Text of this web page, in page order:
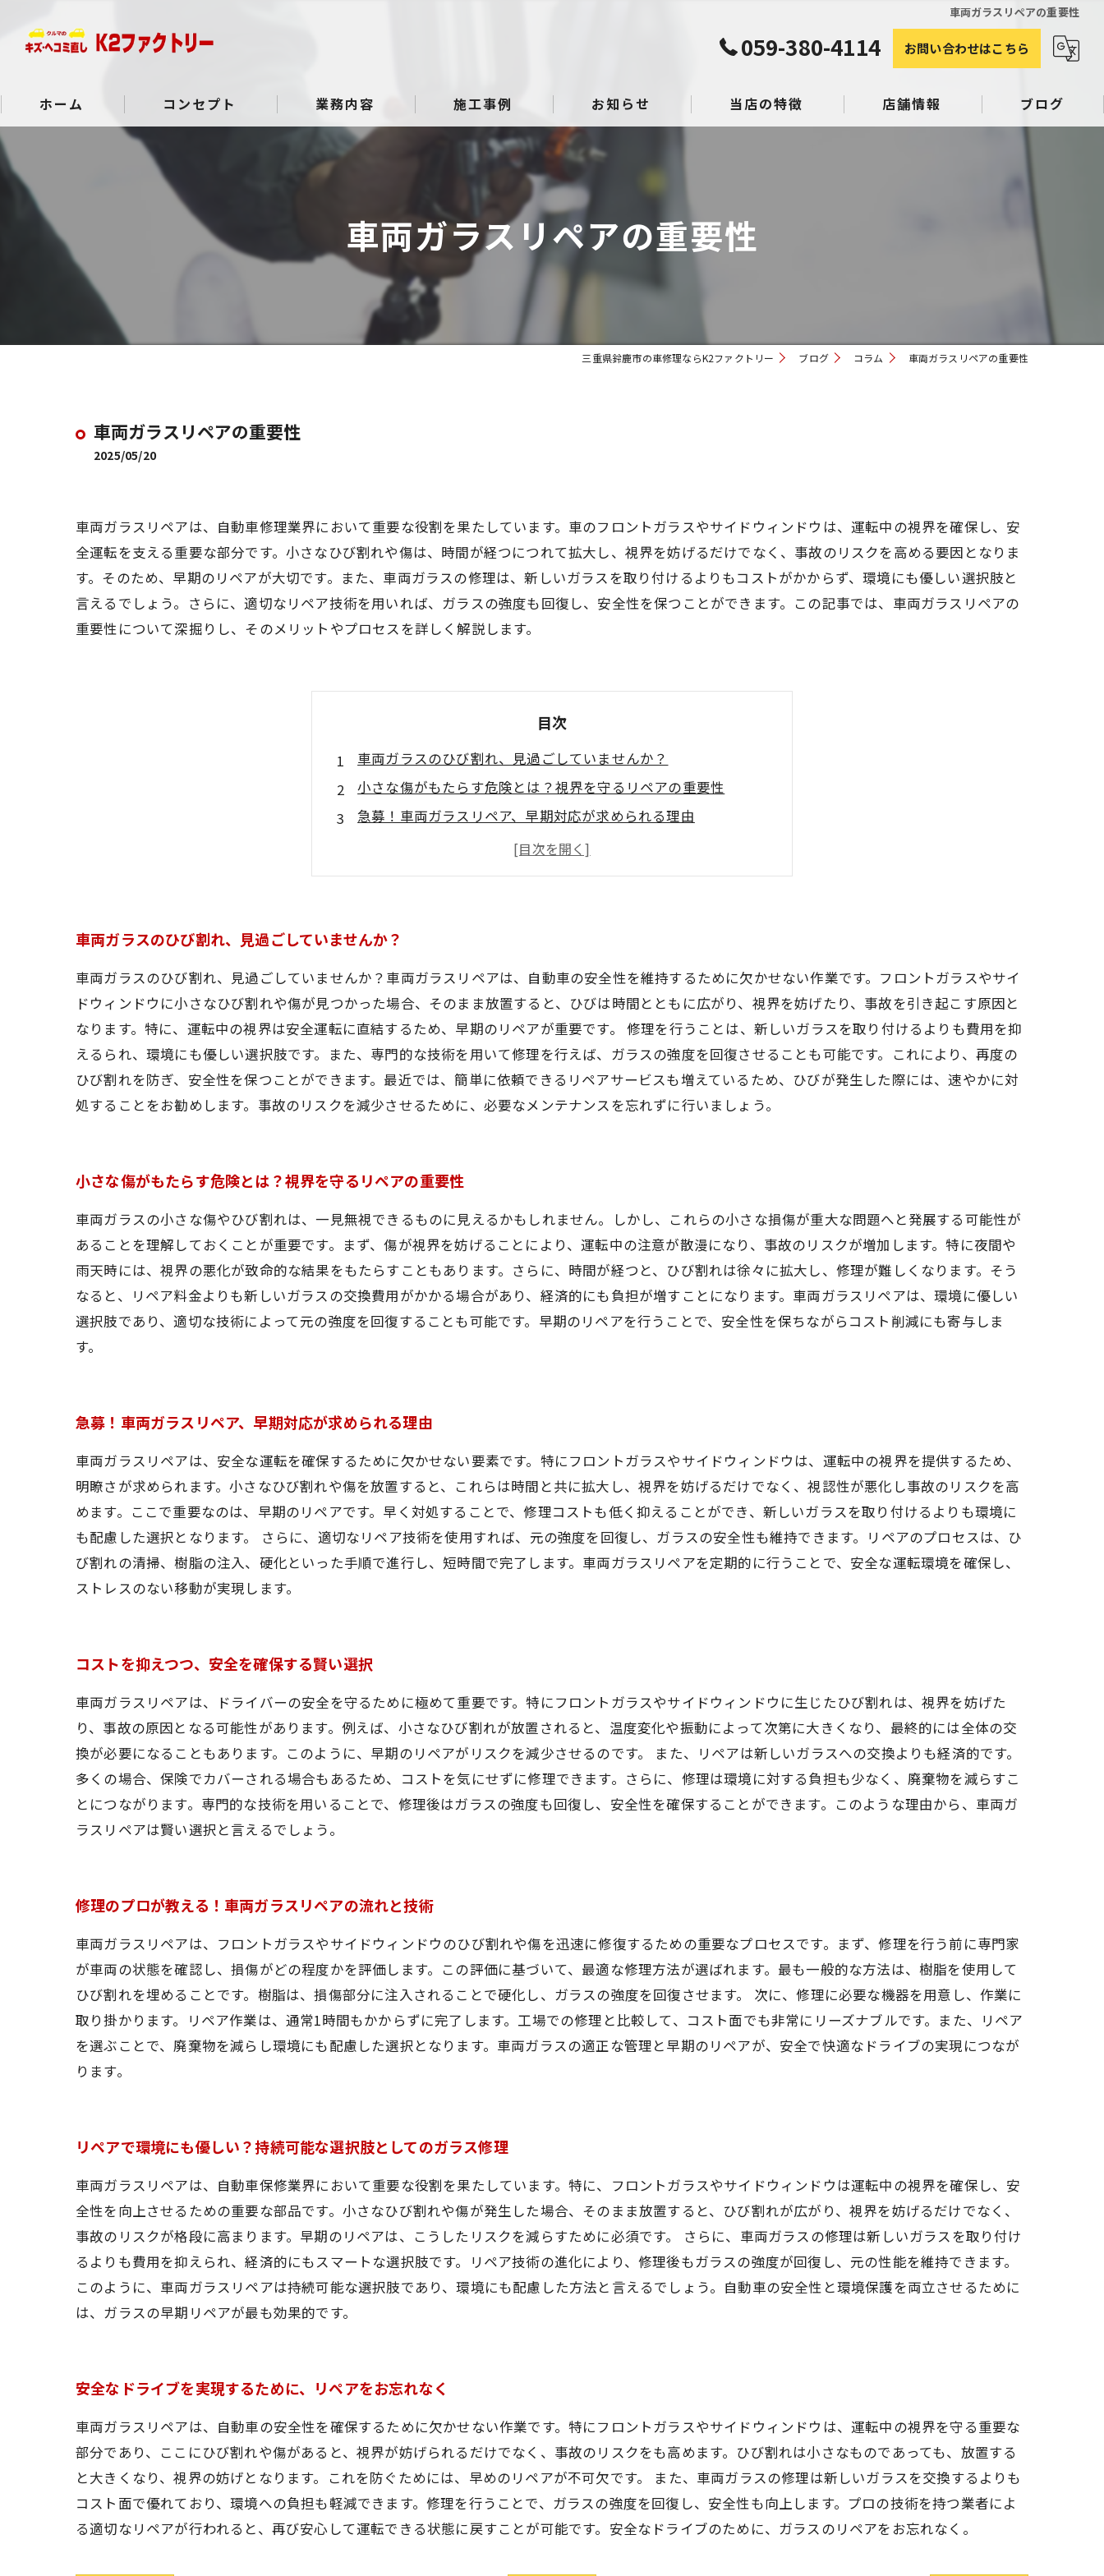
車両ガラスリペアの重要性
059-380-4114 お問い合わせはこちら
ホーム コンセプト 業務内容
よくある質問
施工事例 お知らせ 当店の特徴
整備
店舗情報 ブログ
車両ガラスリペアの重要性
三重県鈴鹿市の車修理ならK2ファクトリー ブログ コラム 車両ガラスリペアの重要性
車両ガラスリペアの重要性
2025/05/20
車両ガラスリペアは、自動車修理業界において重要な役割を果たしています。車のフロントガラスやサイドウィンドウは、運転中の視界を確保し、安
全運転を支える重要な部分です。小さなひび割れや傷は、時間が経つにつれて拡大し、視界を妨げるだけでなく、事故のリスクを高める要因となりま
す。そのため、早期のリペアが大切です。また、車両ガラスの修理は、新しいガラスを取り付けるよりもコストがかからず、環境にも優しい選択肢と
言えるでしょう。さらに、適切なリペア技術を用いれば、ガラスの強度も回復し、安全性を保つことができます。この記事では、車両ガラスリペアの
重要性について深掘りし、そのメリットやプロセスを詳しく解説します。
目次
車両ガラスのひび割れ、見過ごしていませんか？
小さな傷がもたらす危険とは？視界を守るリペアの重要性
急募！車両ガラスリペア、早期対応が求められる理由
コストを抑えつつ、安全を確保する賢い選択
修理のプロが教える！車両ガラスリペアの流れと技術
安全なドライブを実現するために、リペアをお忘れなく
車両ガラスのひび割れ、見過ごしていませんか？
車両ガラスのひび割れ、見過ごしていませんか？車両ガラスリペアは、自動車の安全性を維持するために欠かせない作業です。フロントガラスやサイ
ドウィンドウに小さなひび割れや傷が見つかった場合、そのまま放置すると、ひびは時間とともに広がり、視界を妨げたり、事故を引き起こす原因と
なります。特に、運転中の視界は安全運転に直結するため、早期のリペアが重要です。 修理を行うことは、新しいガラスを取り付けるよりも費用を抑
えるられ、環境にも優しい選択肢です。また、専門的な技術を用いて修理を行えば、ガラスの強度を回復させることも可能です。これにより、再度の
ひび割れを防ぎ、安全性を保つことができます。最近では、簡単に依頼できるリペアサービスも増えているため、ひびが発生した際には、速やかに対
処することをお勧めします。事故のリスクを減少させるために、必要なメンテナンスを忘れずに行いましょう。
小さな傷がもたらす危険とは？視界を守るリペアの重要性
車両ガラスの小さな傷やひび割れは、一見無視できるものに見えるかもしれません。しかし、これらの小さな損傷が重大な問題へと発展する可能性が
あることを理解しておくことが重要です。まず、傷が視界を妨げることにより、運転中の注意が散漫になり、事故のリスクが増加します。特に夜間や
雨天時には、視界の悪化が致命的な結果をもたらすこともあります。さらに、時間が経つと、ひび割れは徐々に拡大し、修理が難しくなります。そう
なると、リペア料金よりも新しいガラスの交換費用がかかる場合があり、経済的にも負担が増すことになります。車両ガラスリペアは、環境に優しい
選択肢であり、適切な技術によって元の強度を回復することも可能です。早期のリペアを行うことで、安全性を保ちながらコスト削減にも寄与しま
す。
急募！車両ガラスリペア、早期対応が求められる理由
車両ガラスリペアは、安全な運転を確保するために欠かせない要素です。特にフロントガラスやサイドウィンドウは、運転中の視界を提供するため、
明瞭さが求められます。小さなひび割れや傷を放置すると、これらは時間と共に拡大し、視界を妨げるだけでなく、視認性が悪化し事故のリスクを高
めます。ここで重要なのは、早期のリペアです。早く対処することで、修理コストも低く抑えることができ、新しいガラスを取り付けるよりも環境に
も配慮した選択となります。 さらに、適切なリペア技術を使用すれば、元の強度を回復し、ガラスの安全性も維持できます。リペアのプロセスは、ひ
び割れの清掃、樹脂の注入、硬化といった手順で進行し、短時間で完了します。車両ガラスリペアを定期的に行うことで、安全な運転環境を確保し、
ストレスのない移動が実現します。
コストを抑えつつ、安全を確保する賢い選択
車両ガラスリペアは、ドライバーの安全を守るために極めて重要です。特にフロントガラスやサイドウィンドウに生じたひび割れは、視界を妨げた
り、事故の原因となる可能性があります。例えば、小さなひび割れが放置されると、温度変化や振動によって次第に大きくなり、最終的には全体の交
換が必要になることもあります。このように、早期のリペアがリスクを減少させるのです。 また、リペアは新しいガラスへの交換よりも経済的です。
多くの場合、保険でカバーされる場合もあるため、コストを気にせずに修理できます。さらに、修理は環境に対する負担も少なく、廃棄物を減らすこ
とにつながります。専門的な技術を用いることで、修理後はガラスの強度も回復し、安全性を確保することができます。このような理由から、車両ガ
ラスリペアは賢い選択と言えるでしょう。
修理のプロが教える！車両ガラスリペアの流れと技術
車両ガラスリペアは、フロントガラスやサイドウィンドウのひび割れや傷を迅速に修復するための重要なプロセスです。まず、修理を行う前に専門家
が車両の状態を確認し、損傷がどの程度かを評価します。この評価に基づいて、最適な修理方法が選ばれます。最も一般的な方法は、樹脂を使用して
ひび割れを埋めることです。樹脂は、損傷部分に注入されることで硬化し、ガラスの強度を回復させます。 次に、修理に必要な機器を用意し、作業に
取り掛かります。リペア作業は、通常1時間もかからずに完了します。工場での修理と比較して、コスト面でも非常にリーズナブルです。また、リペア
を選ぶことで、廃棄物を減らし環境にも配慮した選択となります。車両ガラスの適正な管理と早期のリペアが、安全で快適なドライブの実現につなが
ります。
リペアで環境にも優しい？持続可能な選択肢としてのガラス修理
車両ガラスリペアは、自動車保修業界において重要な役割を果たしています。特に、フロントガラスやサイドウィンドウは運転中の視界を確保し、安
全性を向上させるための重要な部品です。小さなひび割れや傷が発生した場合、そのまま放置すると、ひび割れが広がり、視界を妨げるだけでなく、
事故のリスクが格段に高まります。早期のリペアは、こうしたリスクを減らすために必須です。 さらに、車両ガラスの修理は新しいガラスを取り付け
るよりも費用を抑えられ、経済的にもスマートな選択肢です。リペア技術の進化により、修理後もガラスの強度が回復し、元の性能を維持できます。
このように、車両ガラスリペアは持続可能な選択肢であり、環境にも配慮した方法と言えるでしょう。自動車の安全性と環境保護を両立させるために
は、ガラスの早期リペアが最も効果的です。
安全なドライブを実現するために、リペアをお忘れなく
車両ガラスリペアは、自動車の安全性を確保するために欠かせない作業です。特にフロントガラスやサイドウィンドウは、運転中の視界を守る重要な
部分であり、ここにひび割れや傷があると、視界が妨げられるだけでなく、事故のリスクをも高めます。ひび割れは小さなものであっても、放置する
と大きくなり、視界の妨げとなります。これを防ぐためには、早めのリペアが不可欠です。 また、車両ガラスの修理は新しいガラスを交換するよりも
コスト面で優れており、環境への負担も軽減できます。修理を行うことで、ガラスの強度を回復し、安全性も向上します。プロの技術を持つ業者によ
る適切なリペアが行われると、再び安心して運転できる状態に戻すことが可能です。安全なドライブのために、ガラスのリペアをお忘れなく。